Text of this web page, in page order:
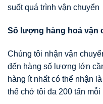
suốt quá trình vận chuyển
Số lượng hàng hoá vận
Chúng tôi nhận vận
đến hàng số lượng lớn
hàng ít nhất có thể nhận
thể chở tôi đa 200 tấn mỗi